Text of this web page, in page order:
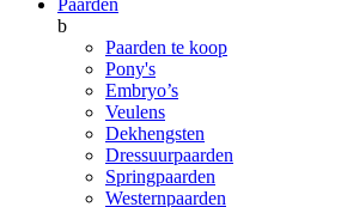
Paarden
b
Paarden te koop
Pony's
Embryo’s
Veulens
Dekhengsten
Dressuurpaarden
Springpaarden
Westernpaarden